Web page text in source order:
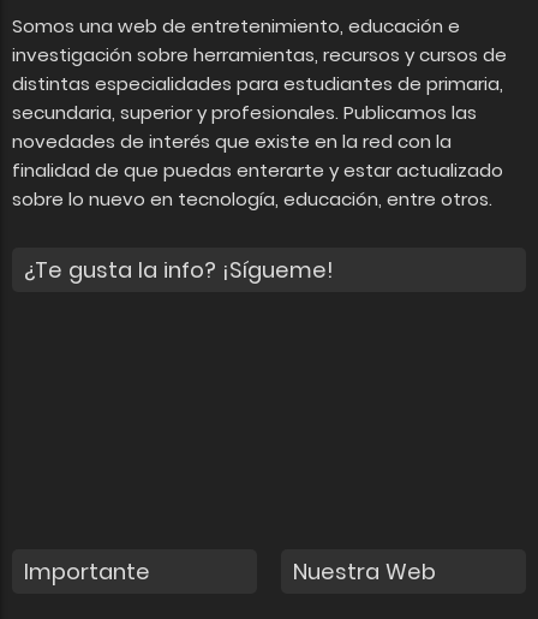
Somos una web de entretenimiento, educación e
investigación sobre herramientas, recursos y cursos de
distintas especialidades para estudiantes de primaria,
secundaria, superior y profesionales. Publicamos las
novedades de interés que existe en la red con la
finalidad de que puedas enterarte y estar actualizado
sobre lo nuevo en tecnología, educación, entre otros.
¿Te gusta la info? ¡Sígueme!
Importante Nuestra Web